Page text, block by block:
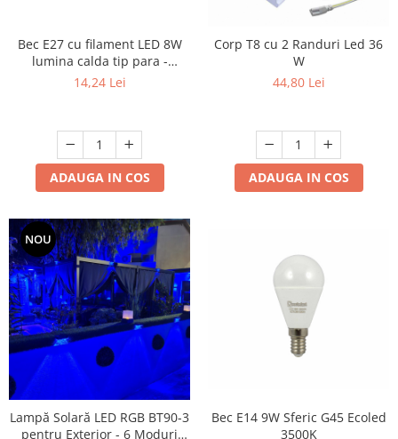
Bec E27 cu filament LED 8W
lumina calda tip para -
Ecoleduri
14,24 Lei
ADAUGA IN COS
Corp T8 cu 2 Randuri Led 36
W
44,80 Lei
ADAUGA IN COS
NOU
Lampă Solară LED RGB BT90-3
pentru Exterior - 6 Moduri
Bec E14 9W Sferic G45 Ecoled
3500K